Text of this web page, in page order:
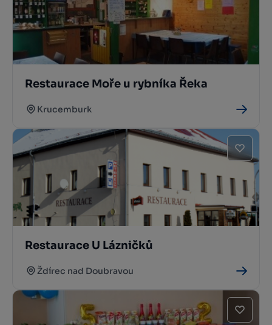
Restaurace Moře u rybníka Řeka
Krucemburk
Restaurace U Lázničků
Ždírec nad Doubravou